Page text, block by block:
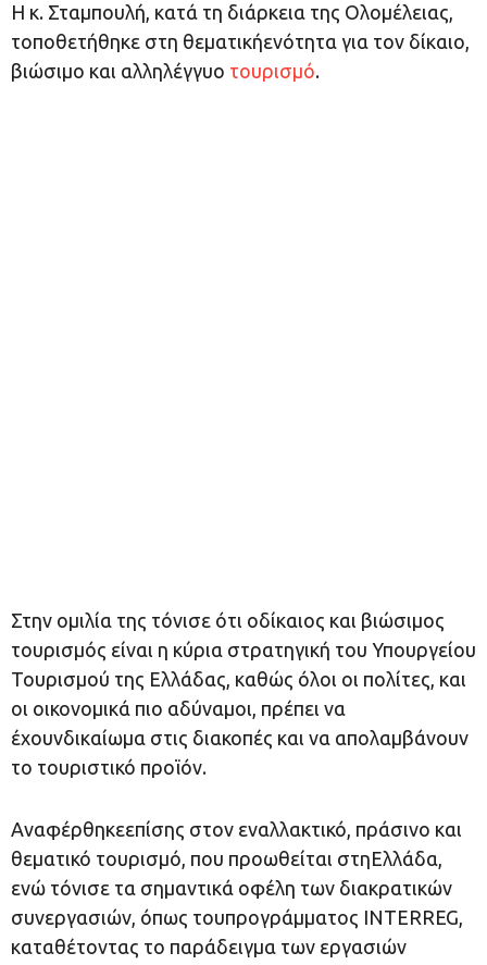
Η κ. Σταμπουλή, κατά τη διάρκεια της Ολομέλειας,
τοποθετήθηκε στη θεματικήενότητα για τον δίκαιο,
βιώσιμο και αλληλέγγυο τουρισμό.
Στην ομιλία της τόνισε ότι οδίκαιος και βιώσιμος
τουρισμός είναι η κύρια στρατηγική του Υπουργείου
Τουρισμού της Ελλάδας, καθώς όλοι οι πολίτες, και
οι οικονομικά πιο αδύναμοι, πρέπει να
έχουνδικαίωμα στις διακοπές και να απολαμβάνουν
το τουριστικό προϊόν.
Αναφέρθηκεεπίσης στον εναλλακτικό, πράσινο και
θεματικό τουρισμό, που προωθείται στηΕλλάδα,
ενώ τόνισε τα σημαντικά οφέλη των διακρατικών
συνεργασιών, όπως τουπρογράμματος ΙNTERREG,
καταθέτοντας το παράδειγμα των εργασιών